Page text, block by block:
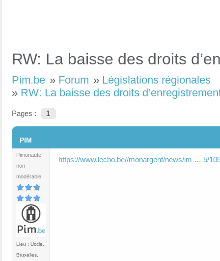
RW: La baisse des droits
Pim.be » Forum » Législations régionales
» RW: La baisse des droits
Pages : 1
PIM
Pimonaute
non
modérable
Lieu : Uccle,
Bruxelles,
https://www.lecho.be//monargent/news/im … 5/